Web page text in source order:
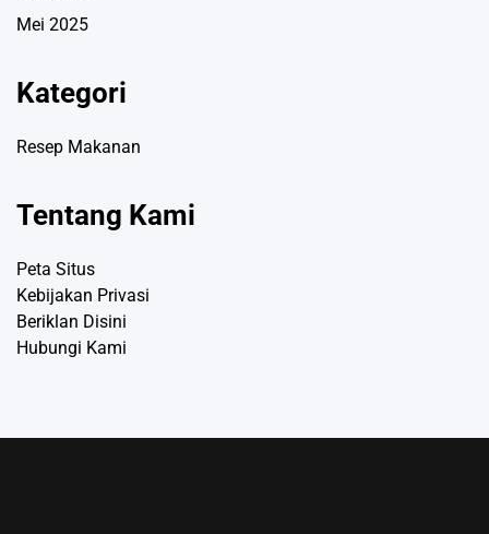
Mei 2025
Kategori
Resep Makanan
Tentang Kami
Peta Situs
Kebijakan Privasi
Beriklan Disini
Hubungi Kami